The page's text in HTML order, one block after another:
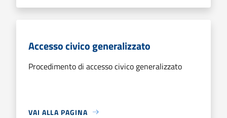
Accesso civico generalizzato
Procedimento di accesso civico generalizzato
VAI ALLA PAGINA